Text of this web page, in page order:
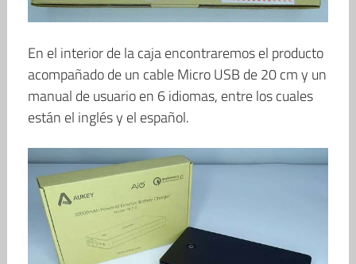
En el interior de la caja encontraremos el producto
acompañado de un cable Micro USB de 20 cm y un
manual de usuario en 6 idiomas, entre los cuales
están el inglés y el español.